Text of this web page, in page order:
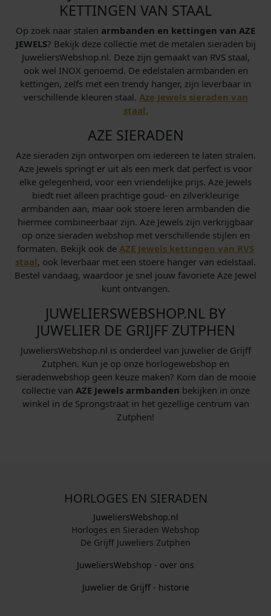
KETTINGEN VAN STAAL
Op zoek naar stalen armbanden en kettingen van AZE
JEWELS? Bekijk deze collectie met de metalen sieraden bij
JuweliersWebshop.nl. Deze zijn gemaakt van RVS staal,
ook wel INOX genoemd. De edelstalen armbanden en
kettingen, zelfs met een trendy hanger, zijn leverbaar in
verschillende kleuren staal. Aze Jewels sieraden van
staal.
AZE SIERADEN
Aze sieraden zijn ontworpen om iedereen te laten stralen.
Aze Jewels springt er uit als een merk dat perfect is voor
elke gelegenheid, voor een vriendelijke prijs. Aze Jewels
biedt niet alleen prachtige goud- en zilverkleurige
armbanden aan, maar ook stoere leren armbanden die
hiermee combineerbaar zijn. Aze Jewels zijn verkrijgbaar
op onze sieraden webshop met verschillende stijlen en
formaten. Bekijk ook de AZE Jewels kettingen van RVS
staal, ook leverbaar met een stoere hanger van edelstaal.
Bestel vandaag, waardoor je snel jouw favoriete Aze Jewel
kunt ontvangen.
JUWELIERSWEBSHOP.NL BY
JUWELIER DE GRIJFF ZUTPHEN
JuweliersWebshop.nl is onderdeel van Juwelier de Grijff
Zutphen. Kun je op onze horlogewebshop en
sieradenwebshop geen keuze maken? Kom dan de mooie
collectie van AZE Jewels armbanden bekijken in onze
winkel in de Sprongstraat in het gezellige centrum van
Zutphen!
HORLOGES EN SIERADEN
JuweliersWebshop.nl
Horloges en Sieraden Webshop
De Grijff Juweliers Zutphen
JuweliersWebshop - over ons
Juwelier de Grijff - historie